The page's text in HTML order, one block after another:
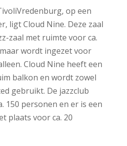
op een
ligt Cloud Nine. Deze zaal
zaal met ruimte voor ca.
wordt ingezet voor
Cloud Nine heeft een
balkon en wordt zowel
gebruikt. De jazzclub
150 personen en er is een
plaats voor ca. 20